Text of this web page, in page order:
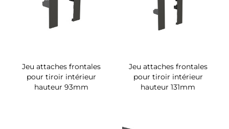
Jeu attaches frontales
pour tiroir intérieur
hauteur 93mm
Jeu attaches frontales
pour tiroir intérieur
hauteur 131mm